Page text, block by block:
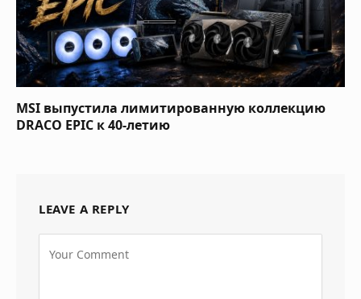
MSI выпустила лимитированную коллекцию
DRACO EPIC к 40-летию
LEAVE A REPLY